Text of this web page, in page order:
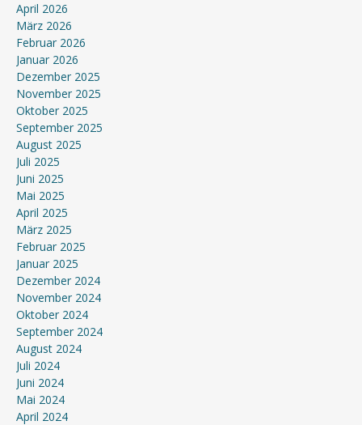
April 2026
März 2026
Februar 2026
Januar 2026
Dezember 2025
November 2025
Oktober 2025
September 2025
August 2025
Juli 2025
Juni 2025
Mai 2025
April 2025
März 2025
Februar 2025
Januar 2025
Dezember 2024
November 2024
Oktober 2024
September 2024
August 2024
Juli 2024
Juni 2024
Mai 2024
April 2024